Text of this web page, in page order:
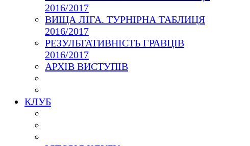
2016/2017
ВИЩА ЛІГА. ТУРНІРНА ТАБЛИЦЯ
2016/2017
РЕЗУЛЬТАТИВНІСТЬ ГРАВЦІВ
2016/2017
АРХІВ ВИСТУПІВ
КЛУБ